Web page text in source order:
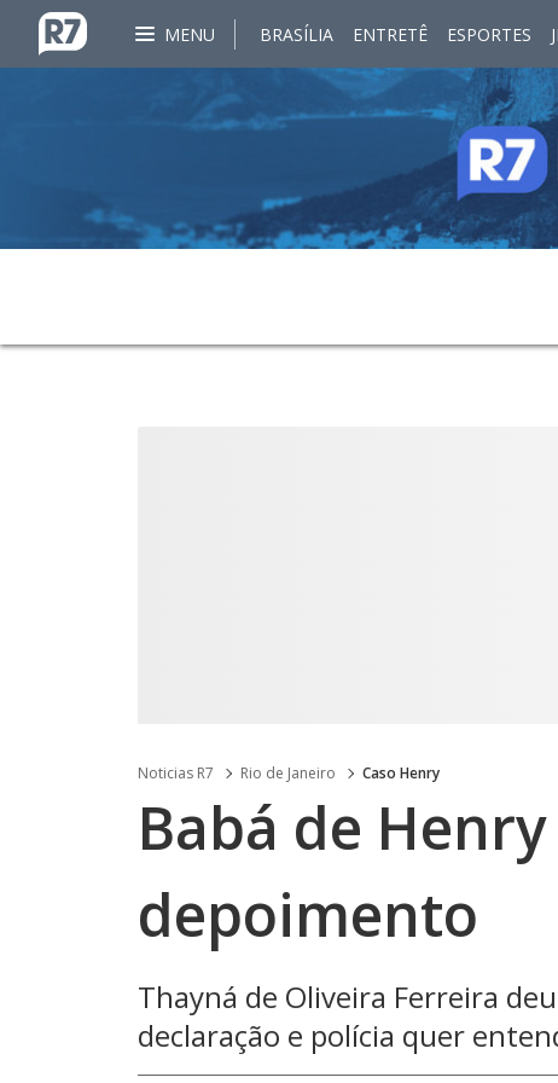
MENU BRASÍLIA ENTRETÊ ESPORTES
Noticias R7 Rio de Janeiro Caso Henry
Babá de
depoimento
Thayná de Oliveira Ferreira
declaração e polícia quer